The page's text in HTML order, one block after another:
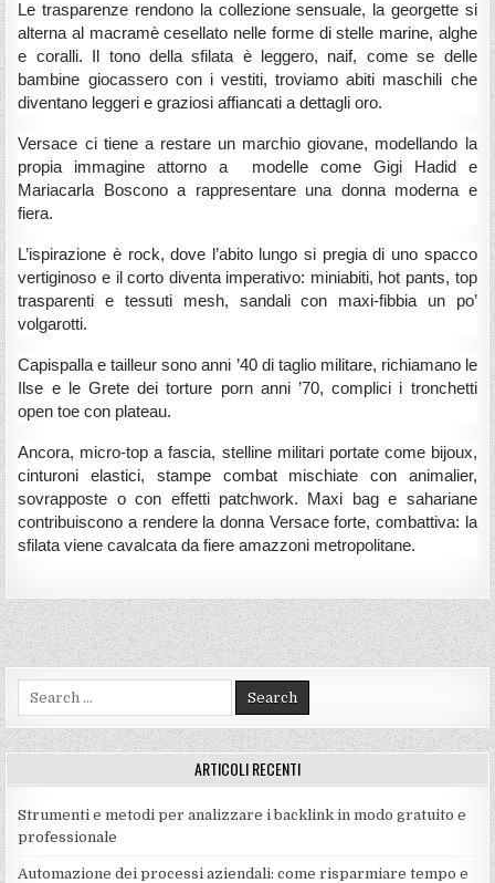
Le trasparenze rendono la collezione sensuale, la georgette si
alterna al macramè cesellato nelle forme di stelle marine, alghe
e coralli. Il tono della sfilata è leggero, naif, come se delle
bambine giocassero con i vestiti, troviamo abiti maschili che
diventano leggeri e graziosi affiancati a dettagli oro.
Versace ci tiene a restare un marchio giovane, modellando la
propia immagine attorno a modelle come Gigi Hadid e
Mariacarla Boscono a rappresentare una donna moderna e
fiera.
L’ispirazione è rock, dove l’abito lungo si pregia di uno spacco
vertiginoso e il corto diventa imperativo: miniabiti, hot pants, top
trasparenti e tessuti mesh, sandali con maxi-fibbia un po’
volgarotti.
Capispalla e tailleur sono anni ’40 di taglio militare, richiamano le
Ilse e le Grete dei torture porn anni ’70, complici i tronchetti
open toe con plateau.
Ancora, micro-top a fascia, stelline militari portate come bijoux,
cinturoni elastici, stampe combat mischiate con animalier,
sovrapposte o con effetti patchwork. Maxi bag e sahariane
contribuiscono a rendere la donna Versace forte, combattiva: la
sfilata viene cavalcata da fiere amazzoni metropolitane.
Search
for:
ARTICOLI RECENTI
Strumenti e metodi per analizzare i backlink in modo gratuito e
professionale
Automazione dei processi aziendali: come risparmiare tempo e